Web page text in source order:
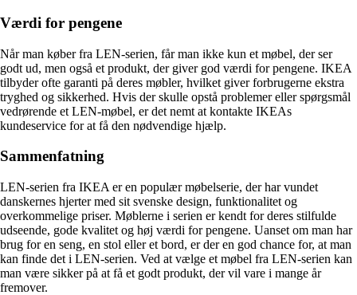
Værdi for pengene
Når man køber fra LEN-serien, får man ikke kun et møbel, der ser
godt ud, men også et produkt, der giver god værdi for pengene. IKEA
tilbyder ofte garanti på deres møbler, hvilket giver forbrugerne ekstra
tryghed og sikkerhed. Hvis der skulle opstå problemer eller spørgsmål
vedrørende et LEN-møbel, er det nemt at kontakte IKEAs
kundeservice for at få den nødvendige hjælp.
Sammenfatning
LEN-serien fra IKEA er en populær møbelserie, der har vundet
danskernes hjerter med sit svenske design, funktionalitet og
overkommelige priser. Møblerne i serien er kendt for deres stilfulde
udseende, gode kvalitet og høj værdi for pengene. Uanset om man har
brug for en seng, en stol eller et bord, er der en god chance for, at man
kan finde det i LEN-serien. Ved at vælge et møbel fra LEN-serien kan
man være sikker på at få et godt produkt, der vil vare i mange år
fremover.